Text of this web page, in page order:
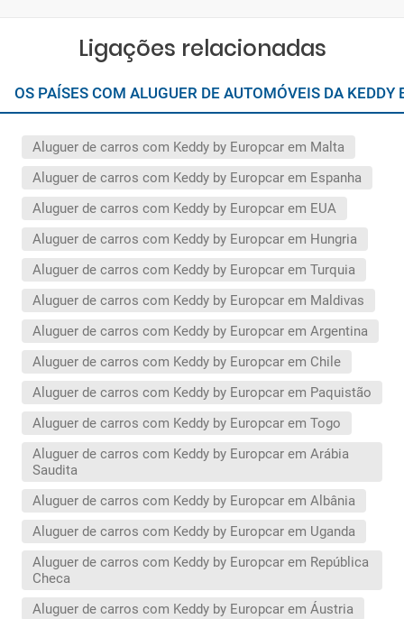
Ligações relacionadas
OS PAÍSES COM ALUGUER DE AUTOMÓVEIS DA
Aluguer de carros com Keddy by Europcar em Malta
Aluguer de carros com Keddy by Europcar em Espanha
Aluguer de carros com Keddy by Europcar em EUA
Aluguer de carros com Keddy by Europcar em Hungria
Aluguer de carros com Keddy by Europcar em Turquia
Aluguer de carros com Keddy by Europcar em Maldivas
Aluguer de carros com Keddy by Europcar em Argentina
Aluguer de carros com Keddy by Europcar em Chile
Aluguer de carros com Keddy by Europcar em Paquistão
Aluguer de carros com Keddy by Europcar em Togo
Aluguer de carros com Keddy by Europcar em Arábia
Saudita
Aluguer de carros com Keddy by Europcar em Albânia
Aluguer de carros com Keddy by Europcar em Uganda
Aluguer de carros com Keddy by Europcar em República
Checa
Aluguer de carros com Keddy by Europcar em Áustria